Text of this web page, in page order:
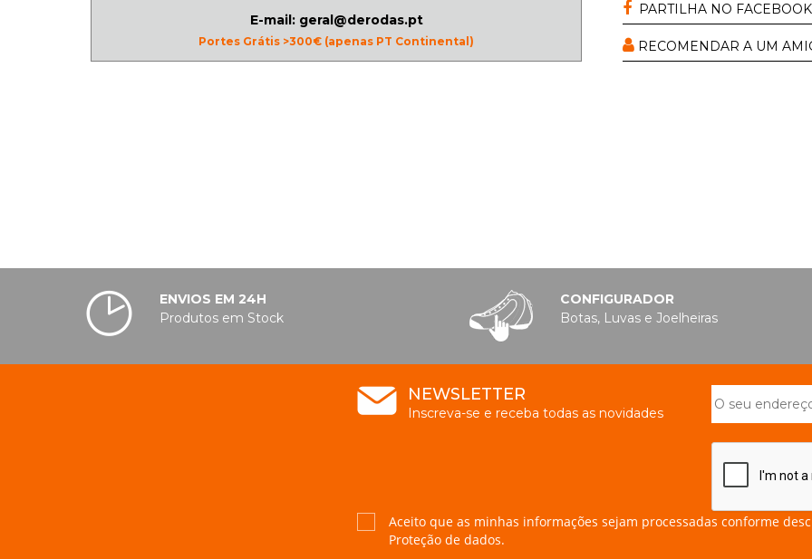
E-mail: geral@derodas.pt
Portes Grátis >300€ (apenas PT Continental)
PARTILHA NO FACEBOOK
RECOMENDAR A UM
ENVIOS EM 24H
Produtos em Stock
CONFIGURADOR
Botas, Luvas e Joelheiras
NEWSLETTER
Inscreva-se e receba todas as novidades
Aceito que as minhas informações sejam processadas conforme
Proteção de dados.